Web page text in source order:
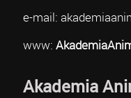
e-mail:
www:
Akademia